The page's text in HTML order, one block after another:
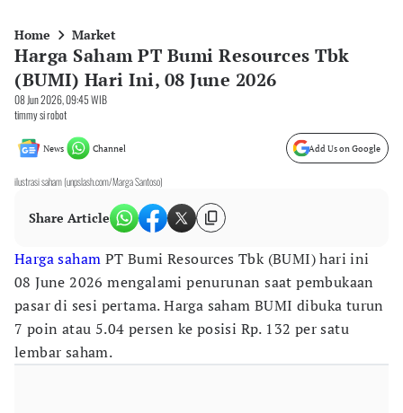
Home Market
Harga Saham PT Bumi Resources Tbk
(BUMI) Hari Ini, 08 June 2026
08 Jun 2026, 09:45 WIB
timmy si robot
News Channel Add Us on Google
ilustrasi saham (unpslash.com/Marga Santoso)
Share Article
Harga saham PT Bumi Resources Tbk (BUMI) hari ini
08 June 2026 mengalami penurunan saat pembukaan
pasar di sesi pertama. Harga saham BUMI dibuka turun
7 poin atau 5.04 persen ke posisi Rp. 132 per satu
lembar saham.